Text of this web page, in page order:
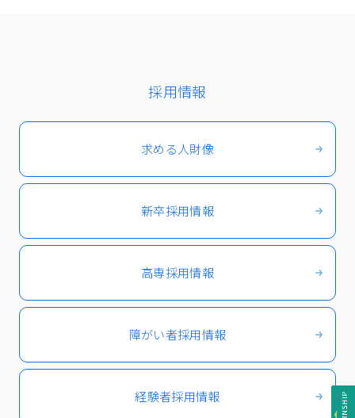
採用情報
求める人財像
新卒採用情報
高専採用情報
障がい者採用情報
経験者採用情報